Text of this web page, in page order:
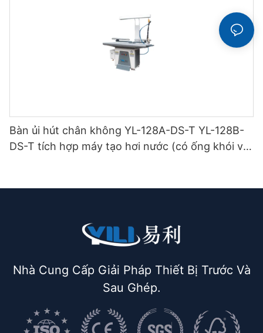
Bàn ủi hút chân không YL-128A-DS-T YL-128B-
DS-T tích hợp máy tạo hơi nước (có ống khói và
Nhà Cung Cấp Giải Pháp Thiết Bị Trước Và
Sau Ghép.